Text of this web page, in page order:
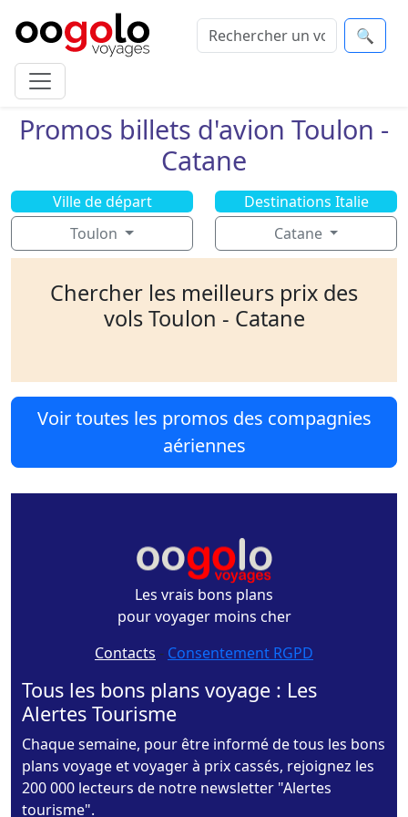
🔍
Promos billets d'avion Toulon -
Catane
Ville de départ
Toulon
Destinations Italie
Catane
Chercher les meilleurs prix des
vols Toulon - Catane
Voir toutes les promos des compagnies
aériennes
Les vrais bons plans
pour voyager moins cher
Contacts - Consentement RGPD
Tous les bons plans voyage : Les
Alertes Tourisme
Chaque semaine, pour être informé de tous les bons
plans voyage et voyager à prix cassés, rejoignez les
200 000 lecteurs de notre newsletter "Alertes
tourisme".